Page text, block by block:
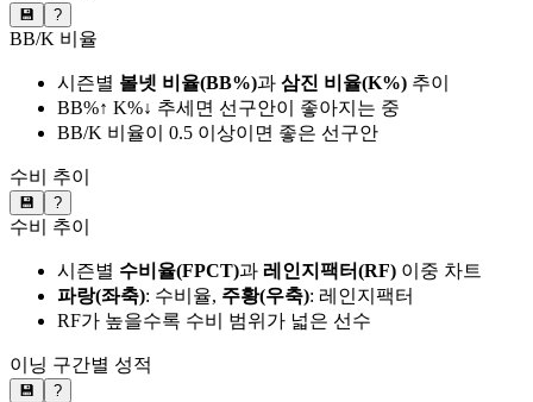
💾 ?
BB/K 비율
시즌별 볼넷 비율(BB%)과 삼진 비율(K%) 추이
BB%↑ K%↓ 추세면 선구안이 좋아지는 중
BB/K 비율이 0.5 이상이면 좋은 선구안
수비 추이
💾 ?
수비 추이
시즌별 수비율(FPCT)과 레인지팩터(RF) 이중 차트
파랑(좌축): 수비율, 주황(우축): 레인지팩터
RF가 높을수록 수비 범위가 넓은 선수
이닝 구간별 성적
💾 ?